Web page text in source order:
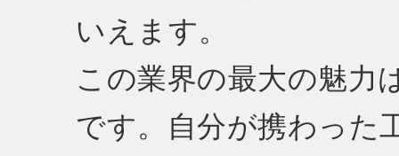
いえます。
この業界の最大の魅力
です。自分が携わった